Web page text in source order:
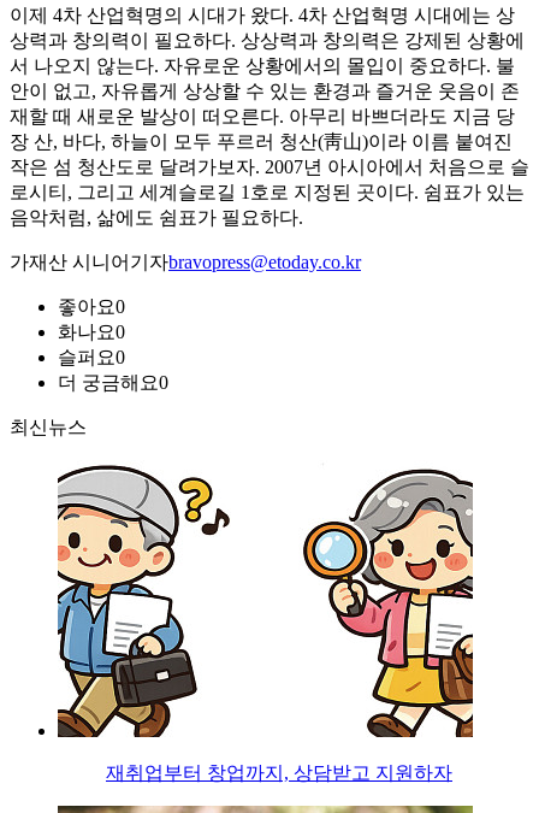
이제 4차 산업혁명의 시대가 왔다. 4차 산업혁명 시대에는 상
상력과 창의력이 필요하다. 상상력과 창의력은 강제된 상황에
서 나오지 않는다. 자유로운 상황에서의 몰입이 중요하다. 불
안이 없고, 자유롭게 상상할 수 있는 환경과 즐거운 웃음이 존
재할 때 새로운 발상이 떠오른다. 아무리 바쁘더라도 지금 당
장 산, 바다, 하늘이 모두 푸르러 청산(靑山)이라 이름 붙여진
작은 섬 청산도로 달려가보자. 2007년 아시아에서 처음으로 슬
로시티, 그리고 세계슬로길 1호로 지정된 곳이다. 쉼표가 있는
음악처럼, 삶에도 쉼표가 필요하다.
가재산 시니어기자bravopress@etoday.co.kr
좋아요0
화나요0
슬퍼요0
더 궁금해요0
최신뉴스
재취업부터 창업까지, 상담받고 지원하자